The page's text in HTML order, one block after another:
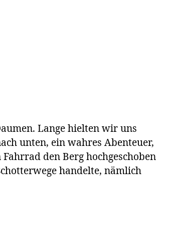
Lange hielten wir uns
unten, ein wahres Abenteuer,
den Berg hochgeschoben
handelte, nämlich